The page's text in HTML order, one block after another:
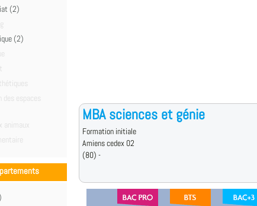
(2)
(2)
des espaces
animaux
MBA sciences et génie
Formation initiale
Amiens cedex 02
(80) -